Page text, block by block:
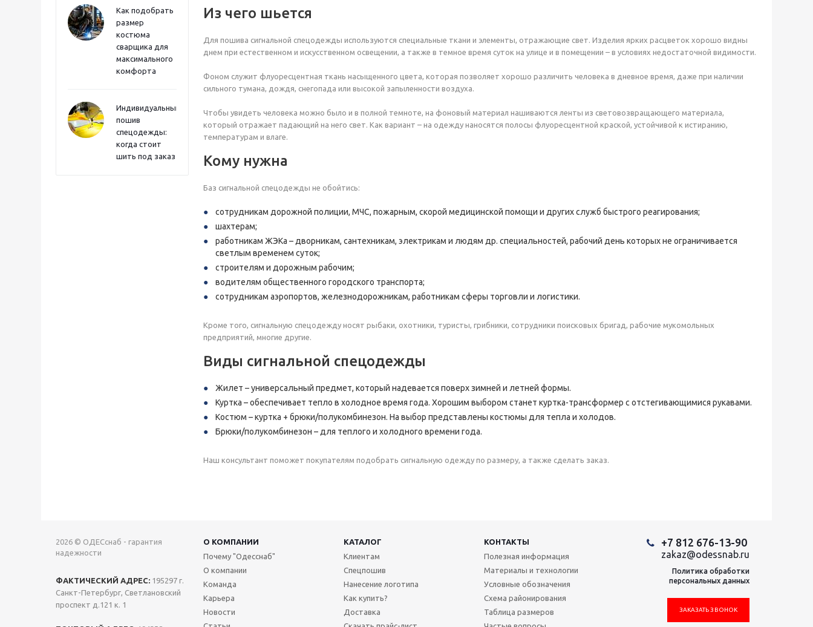
Как подобрать
размер
костюма
сварщика для
максимального
комфорта
Индивидуальный
пошив
спецодежды:
когда стоит
шить под заказ
Из чего шьется
Для пошива сигнальной спецодежды используются специальные ткани и элементы, отражающие свет. Изделия ярких расцветок хорошо видны
днем при естественном и искусственном освещении, а также в темное время суток на улице и в помещении – в условиях недостаточной видимости.
Фоном служит флуоресцентная ткань насыщенного цвета, которая позволяет хорошо различить человека в дневное время, даже при наличии
сильного тумана, дождя, снегопада или высокой запыленности воздуха.
Чтобы увидеть человека можно было и в полной темноте, на фоновый материал нашиваются ленты из световозвращающего материала,
который отражает падающий на него свет. Как вариант – на одежду наносятся полосы флуоресцентной краской, устойчивой к истиранию,
температурам и влаге.
Кому нужна
Баз сигнальной спецодежды не обойтись:
сотрудникам дорожной полиции, МЧС, пожарным, скорой медицинской помощи и других служб быстрого реагирования;
шахтерам;
работникам ЖЭКа – дворникам, сантехникам, электрикам и людям др. специальностей, рабочий день которых не ограничивается
светлым временем суток;
строителям и дорожным рабочим;
водителям общественного городского транспорта;
сотрудникам аэропортов, железнодорожникам, работникам сферы торговли и логистики.
Кроме того, сигнальную спецодежду носят рыбаки, охотники, туристы, грибники, сотрудники поисковых бригад, рабочие мукомольных
предприятий, многие другие.
Виды сигнальной спецодежды
Жилет – универсальный предмет, который надевается поверх зимней и летней формы.
Куртка – обеспечивает тепло в холодное время года. Хорошим выбором станет куртка-трансформер с отстегивающимися рукавами.
Костюм – куртка + брюки/полукомбинезон. На выбор представлены костюмы для тепла и холодов.
Брюки/полукомбинезон – для теплого и холодного времени года.
Наш консультант поможет покупателям подобрать сигнальную одежду по размеру, а также сделать заказ.
2026 © ОДЕСснаб - гарантия
надежности
ФАКТИЧЕСКИЙ АДРЕС: 195297 г.
Санкт-Петербург, Светлановский
проспект д.121 к. 1
О КОМПАНИИ КАТАЛОГ
КОНТАКТЫ
Почему "Одесснаб"
О компании
Команда
Карьера
Новости
Клиентам
Спецпошив
Нанесение логотипа
Как купить?
Доставка
Полезная информация
Материалы и технологии
Условные обозначения
Схема районирования
Таблица размеров
+7 812 676-13-90
zakaz@odessnab.ru
Политика обработки
персональных данных
ЗАКАЗАТЬ ЗВОНОК